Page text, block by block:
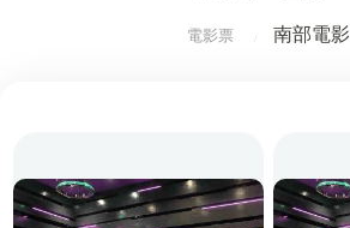
電影票 南部電影